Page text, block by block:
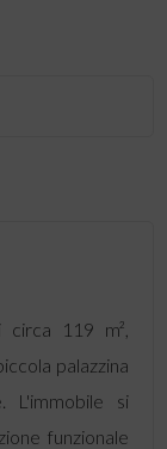
119 m²,
palazzina
L'immobile si
funzionale